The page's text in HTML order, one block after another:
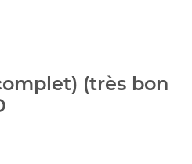
(très bon